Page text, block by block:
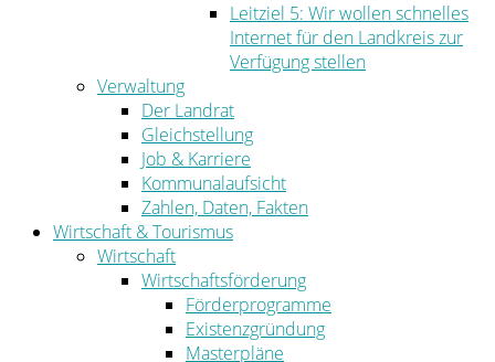
Leitziel 5: Wir wollen schnelles
Internet für den Landkreis zur
Verfügung stellen
Verwaltung
Der Landrat
Gleichstellung
Job & Karriere
Kommunalaufsicht
Zahlen, Daten, Fakten
Wirtschaft & Tourismus
Wirtschaft
Wirtschaftsförderung
Förderprogramme
Existenzgründung
Masterpläne